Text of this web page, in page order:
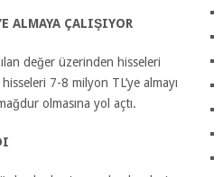
ALMAYA ÇALIŞIYOR
değer üzerinden hisseleri
7-8 milyon TL’ye almayı
olmasına yol açtı.